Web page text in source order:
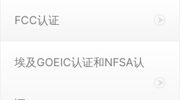
FCC认证
埃及GOEIC认证和NFSA认